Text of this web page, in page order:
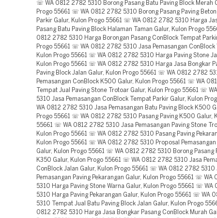
☏ WA 0812 2782 5310 Borong Pasang Batu Paving Block Merah
Progo 55661 ☏ WA 0812 2782 5310 Borong Pasang Paving
Parkir Galur, Kulon Progo 55661 ☏ WA 0812 2782 5310 Harga
Pasang Batu Paving Block Halaman Taman Galur, Kulon Progo
0812 2782 5310 Harga Borongan Pasang ConBlock Tempat
Progo 55661 ☏ WA 0812 2782 5310 Jasa Pemasangan ConBlock
Kulon Progo 55661 ☏ WA 0812 2782 5310 Harga Paving Stone
Kulon Progo 55661 ☏ WA 0812 2782 5310 Harga Jasa Bongkar
Paving Block Jalan Galur, Kulon Progo 55661 ☏ WA 0812 2782
Pemasangan ConBlock K500 Galur, Kulon Progo 55661 ☏ WA
Tempat Jual Paving Stone Trotoar Galur, Kulon Progo 55661 ☏
5310 Jasa Pemasangan ConBlock Tempat Parkir Galur, Kulon
WA 0812 2782 5310 Jasa Pemasangan Batu Paving Block K500
Progo 55661 ☏ WA 0812 2782 5310 Pasang Paving K500 Galur,
55661 ☏ WA 0812 2782 5310 Jasa Pemasangan Paving Stone
Kulon Progo 55661 ☏ WA 0812 2782 5310 Pasang Paving
Kulon Progo 55661 ☏ WA 0812 2782 5310 Proposal Pemasangan
Galur, Kulon Progo 55661 ☏ WA 0812 2782 5310 Borong Pasang
K350 Galur, Kulon Progo 55661 ☏ WA 0812 2782 5310 Jasa
ConBlock Jalan Galur, Kulon Progo 55661 ☏ WA 0812 2782 5310
Pemasangan Paving Pekarangan Galur, Kulon Progo 55661 ☏ WA
5310 Harga Paving Stone Warna Galur, Kulon Progo 55661 ☏ WA
5310 Harga Paving Pekarangan Galur, Kulon Progo 55661 ☏ WA
5310 Tempat Jual Batu Paving Block Jalan Galur, Kulon Progo
0812 2782 5310 Harga Jasa Bongkar Pasang ConBlock Murah